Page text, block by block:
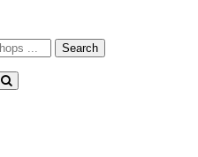
Search